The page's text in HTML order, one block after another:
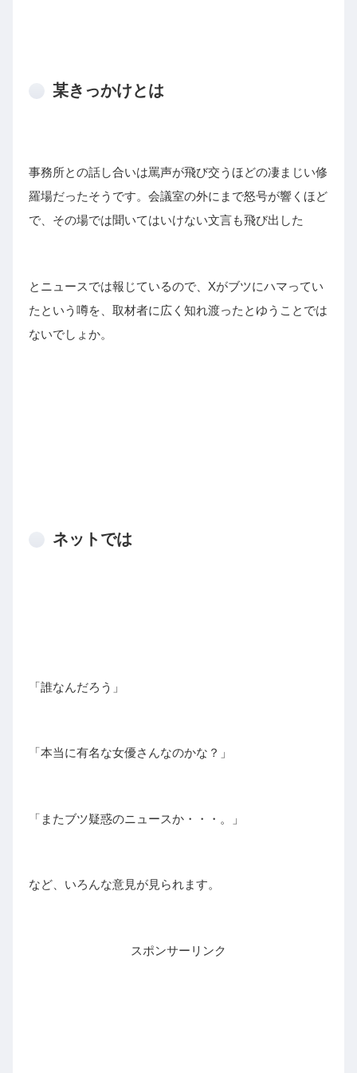
某きっかけとは
事務所との話し合いは罵声が飛び交うほどの凄まじい修
羅場だったそうです。会議室の外にまで怒号が響くほど
で、その場では聞いてはいけない文言も飛び出した
とニュースでは報じているので、Xがブツにハマってい
たという噂を、取材者に広く知れ渡ったとゆうことでは
ないでしょか。
ネットでは
「誰なんだろう」
「本当に有名な女優さんなのかな？」
「またブツ疑惑のニュースか・・・。」
など、いろんな意見が見られます。
スポンサーリンク